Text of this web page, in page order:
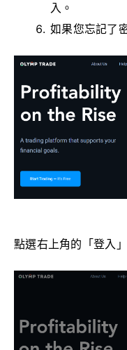
入。
如果您忘記了
點選右上角的「登入